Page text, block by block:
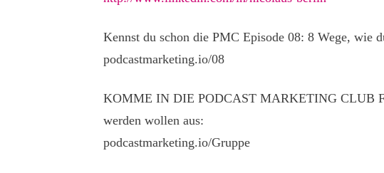
Kennst du schon die PMC Episode 08: 8 Wege, wie
podcastmarketing.io/08
KOMME IN DIE PODCAST MARKETING CLUB
werden wollen aus:
podcastmarketing.io/Gruppe